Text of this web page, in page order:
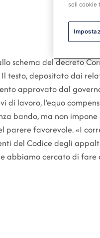
schema del decreto
Il testo, depositato dai
approvato dal
di lavoro, l’equo
bando, ma non
parere favorevole. «I
del Codice degli
abbiamo cercato di fare
soli cookie